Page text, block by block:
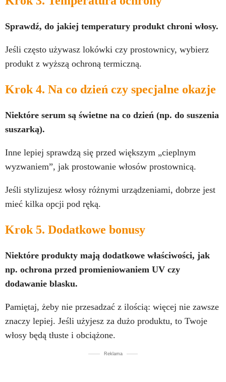
Sprawdź, do jakiej temperatury produkt chroni włosy.
Jeśli często używasz lokówki czy prostownicy, wybierz
produkt z wyższą ochroną termiczną.
Krok 4. Na co dzień czy specjalne okazje
Niektóre serum są świetne na co dzień (np. do suszenia
suszarką).
Inne lepiej sprawdzą się przed większym „cieplnym
wyzwaniem”, jak prostowanie włosów prostownicą.
Jeśli stylizujesz włosy różnymi urządzeniami, dobrze jest
mieć kilka opcji pod ręką.
Krok 5. Dodatkowe bonusy
Niektóre produkty mają dodatkowe właściwości, jak
np. ochrona przed promieniowaniem UV czy
dodawanie blasku.
Pamiętaj, żeby nie przesadzać z ilością: więcej nie zawsze
znaczy lepiej. Jeśli użyjesz za dużo produktu, to Twoje
włosy będą tłuste i obciążone.
Reklama